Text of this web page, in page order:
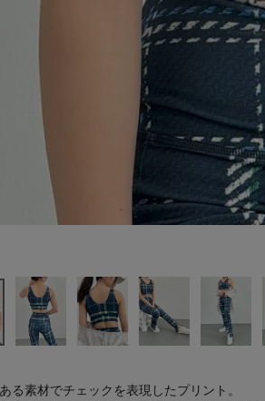
る素材でチェックを表現したプリント。